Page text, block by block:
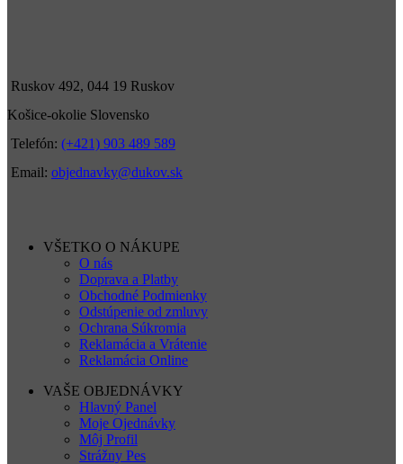
Ruskov 492, 044 19 Ruskov
Košice-okolie Slovensko
Telefón: (+421) 903 489 589
Email: objednavky@dukov.sk
VŠETKO O NÁKUPE
O nás
Doprava a Platby
Obchodné Podmienky
Odstúpenie od zmluvy
Ochrana Súkromia
Reklamácia a Vrátenie
Reklamácia Online
VAŠE OBJEDNÁVKY
Hlavný Panel
Moje Ojednávky
Môj Profil
Strážny Pes